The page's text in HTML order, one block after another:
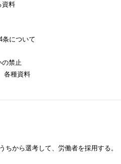
資料
条について
の禁止
各種資料
から選考して、労働者を採用する。